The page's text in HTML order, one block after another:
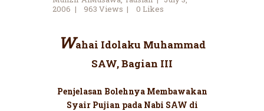
Dokumentasi
Referensi
2006
963 Views 0 Likes
Wahai Idolaku Muhammad
SAW, Bagian III
Penjelasan Bolehnya Membawakan
Syair Pujian pada Nabi SAW di